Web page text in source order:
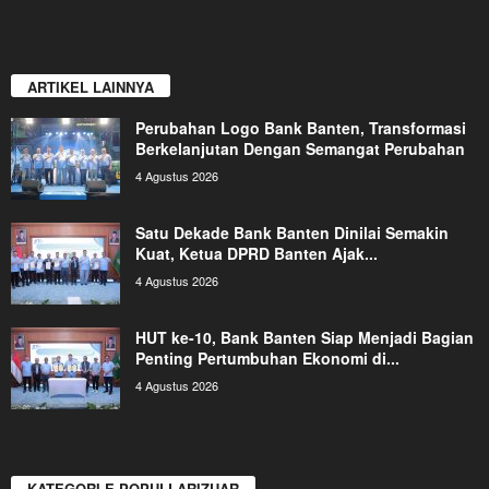
ARTIKEL LAINNYA
Perubahan Logo Bank Banten, Transformasi
Berkelanjutan Dengan Semangat Perubahan
4 Agustus 2026
Satu Dekade Bank Banten Dinilai Semakin
Kuat, Ketua DPRD Banten Ajak...
4 Agustus 2026
HUT ke-10, Bank Banten Siap Menjadi Bagian
Penting Pertumbuhan Ekonomi di...
4 Agustus 2026